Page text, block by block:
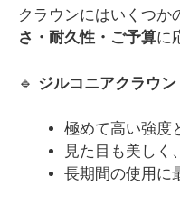
クラウンにはいくつか
さ・耐久性・ご予算に
🔹 ジルコニアクラウン
極めて高い強度
見た目も美しく
長期間の使用に